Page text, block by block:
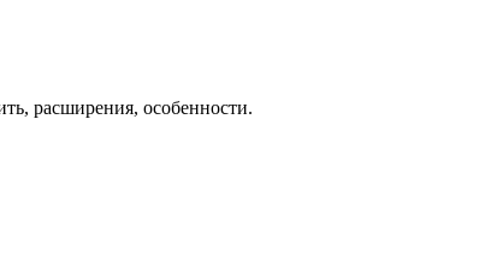
расширения, особенности.